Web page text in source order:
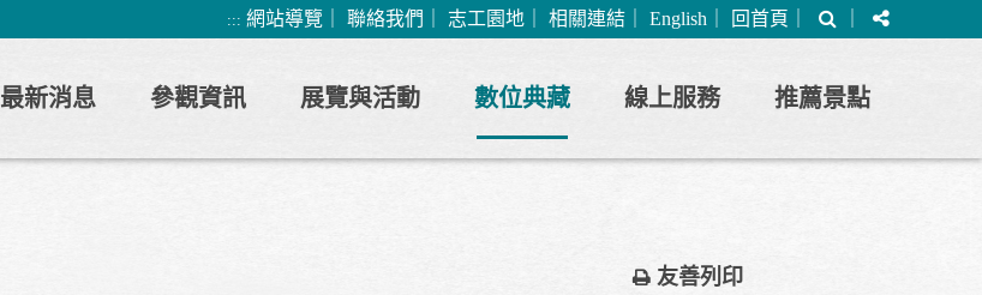
::: 網站導覽 聯絡我們 志工園地 相關連結 English 回首頁
尋
分
享
最新消息 參觀資訊 展覽與活動 數位典藏 線上服務 推薦景點
友善列印